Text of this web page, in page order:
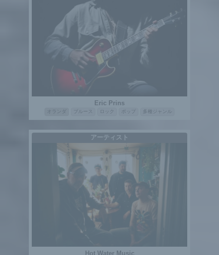
Eric Prins
オランダ ブルース ロック ポップ 多種ジャンル
アーティスト
Hot Water Music